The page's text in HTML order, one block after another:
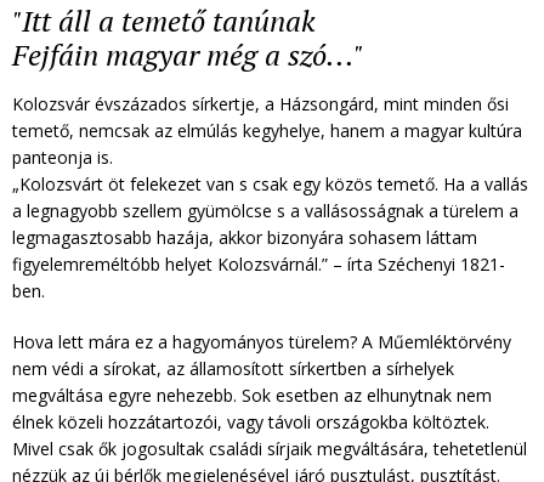
"Itt áll a temető tanúnak
Fejfáin magyar még a szó..."
Kolozsvár évszázados sírkertje, a Házsongárd, mint minden ősi
temető, nemcsak az elmúlás kegyhelye, hanem a magyar kultúra
panteonja is.
„Kolozsvárt öt felekezet van s csak egy közös temető. Ha a vallás
a legnagyobb szellem gyümölcse s a vallásosságnak a türelem a
legmagasztosabb hazája, akkor bizonyára sohasem láttam
figyelemreméltóbb helyet Kolozsvárnál.” – írta Széchenyi 1821-
ben.
Hova lett mára ez a hagyományos türelem? A Műemléktörvény
nem védi a sírokat, az államosított sírkertben a sírhelyek
megváltása egyre nehezebb. Sok esetben az elhunytnak nem
élnek közeli hozzátartozói, vagy távoli országokba költöztek.
Mivel csak ők jogosultak családi sírjaik megváltására, tehetetlenül
nézzük az új bérlők megjelenésével járó pusztulást, pusztítást.